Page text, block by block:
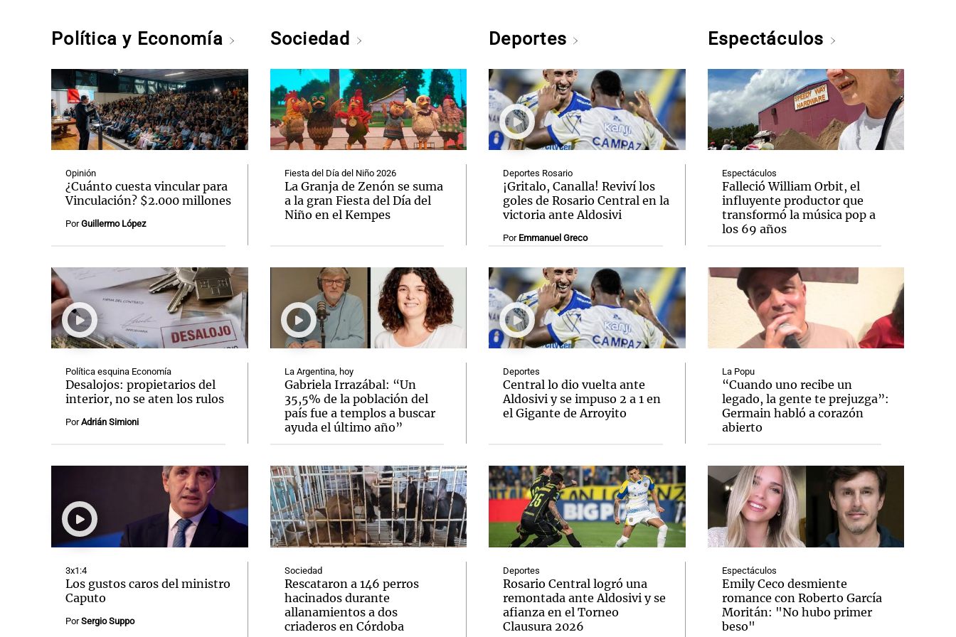
Política y Economía
Opinión
¿Cuánto cuesta vincular para
Vinculación? $2.000 millones
PorGuillermo López
Política esquina Economía
Desalojos: propietarios del
interior, no se aten los rulos
PorAdrián Simioni
3x1:4
Los gustos caros del ministro
Caputo
PorSergio Suppo
Sociedad
Fiesta del Día del Niño 2026
La Granja de Zenón se suma
a la gran Fiesta del Día del
Niño en el Kempes
La Argentina, hoy
Gabriela Irrazábal: “Un
35,5% de la población del
país fue a templos a buscar
ayuda el último año”
Sociedad
Rescataron a 146 perros
hacinados durante
allanamientos a dos
criaderos en Córdoba
Deportes
Deportes Rosario
¡Gritalo, Canalla! Reviví los
goles de Rosario Central en la
victoria ante Aldosivi
Por Emmanuel Greco
Deportes
Central lo dio vuelta ante
Aldosivi y se impuso 2 a 1 en
el Gigante de Arroyito
Deportes
Rosario Central logró una
remontada ante Aldosivi y se
afianza en el Torneo
Clausura 2026
Espectáculos
Espectáculos
Falleció William Orbit, el
influyente productor que
transformó la música pop a
los 69 años
La Popu
“Cuando uno recibe un
legado, la gente te prejuzga”:
Germain habló a corazón
abierto
Espectáculos
Emily Ceco desmiente
romance con Roberto García
Moritán: "No hubo primer
beso"
Notas
El huracán de Arequito
Notas
Cadena 3 en Groenlandia
Notas